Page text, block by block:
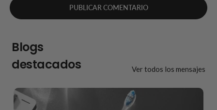
Blogs
destacados
Ver todos los mensajes